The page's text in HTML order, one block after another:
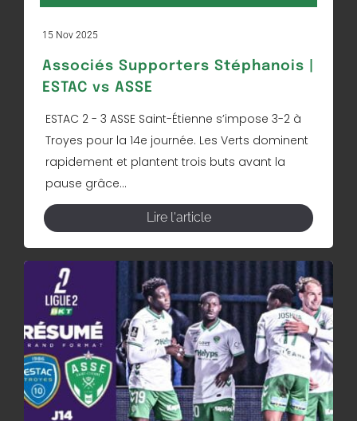
15 Nov 2025
Associés Supporters Stéphanois |
ESTAC vs ASSE
ESTAC 2 - 3 ASSE Saint-Étienne s’impose 3-2 à
Troyes pour la 14e journée. Les Verts dominent
rapidement et plantent trois buts avant la
pause grâce...
Lire l'article